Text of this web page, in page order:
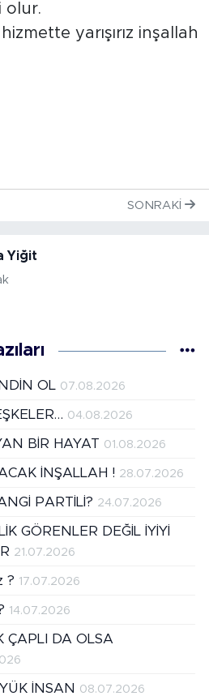
olur.
yarışırız inşallah
SONRAKI
Yiğit
OL 07.08.2026
04.08.2026
BİR HAYAT 01.08.2026
İNŞALLAH ! 28.07.2026
PARTİLİ? 24.07.2026
GÖRENLER DEĞİL İYİYİ
21.07.2026
? 17.07.2026
14.07.2026
ÇAPLI DA OLSA
İNSAN 08.07.2026